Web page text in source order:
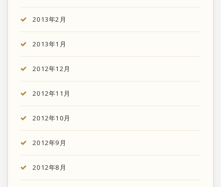
2013年2月
2013年1月
2012年12月
2012年11月
2012年10月
2012年9月
2012年8月